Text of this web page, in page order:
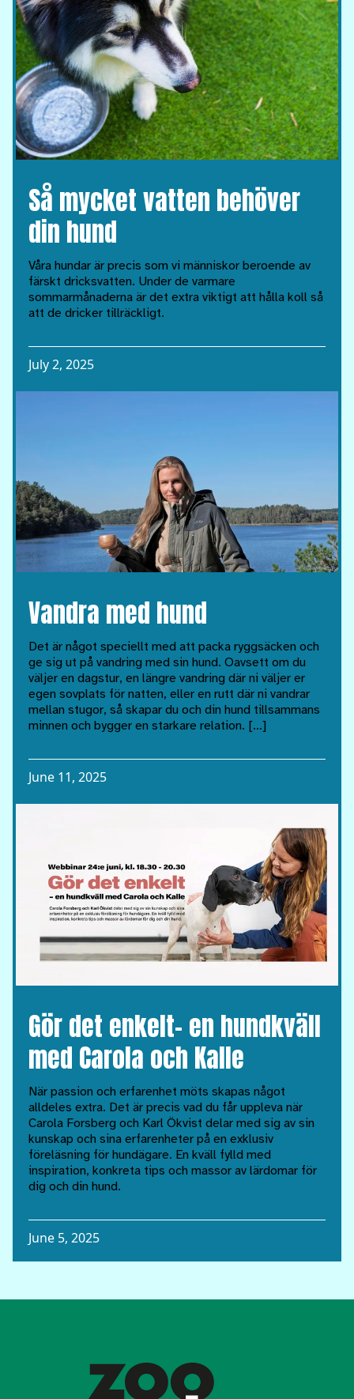
Så mycket vatten behöver
din hund
Våra hundar är precis som vi människor beroende av
färskt dricksvatten. Under de varmare
sommarmånaderna är det extra viktigt att hålla koll så
att de dricker tillräckligt.
July 2, 2025
Vandra med hund
Det är något speciellt med att packa ryggsäcken och
ge sig ut på vandring med sin hund. Oavsett om du
väljer en dagstur, en längre vandring där ni väljer er
egen sovplats för natten, eller en rutt där ni vandrar
mellan stugor, så skapar du och din hund tillsammans
minnen och bygger en starkare relation. […]
June 11, 2025
Gör det enkelt– en hundkväll
med Carola och Kalle
När passion och erfarenhet möts skapas något
alldeles extra. Det är precis vad du får uppleva när
Carola Forsberg och Karl Ökvist delar med sig av sin
kunskap och sina erfarenheter på en exklusiv
föreläsning för hundägare. En kväll fylld med
inspiration, konkreta tips och massor av lärdomar för
dig och din hund.
June 5, 2025